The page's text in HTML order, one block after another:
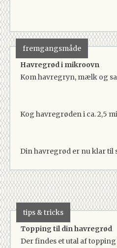
fremgangsmåde
Havregrød i mikroovn
Kom havregryn, mælk og
Kog havregrøden i ca. 2,5
Din havregrød er nu klar til
tips & tricks
Topping til din havregrød
Der findes et utal af